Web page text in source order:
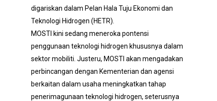
digariskan dalam Pelan Hala Tuju Ekonomi dan
Teknologi Hidrogen (HETR).
MOSTI kini sedang meneroka pontensi
penggunaan teknologi hidrogen khususnya dalam
sektor mobiliti. Justeru, MOSTI akan mengadakan
perbincangan dengan Kementerian dan agensi
berkaitan dalam usaha meningkatkan tahap
penerimagunaan teknologi hidrogen, seterusnya